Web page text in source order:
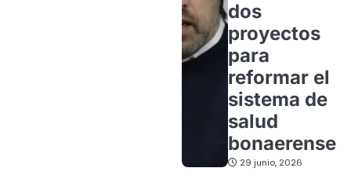
dos
proyectos
para
reformar el
sistema de
salud
bonaerense
29 junio, 2026